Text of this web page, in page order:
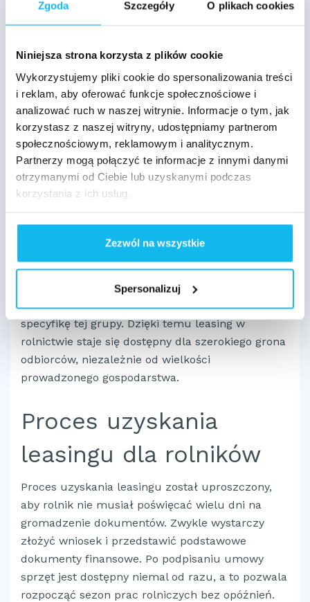
Zgoda Szczegóły O plikach cookies
Niniejsza strona korzysta z plików cookie
Wykorzystujemy pliki cookie do spersonalizowania treści
i reklam, aby oferować funkcje społecznościowe i
analizować ruch w naszej witrynie. Informacje o tym, jak
korzystasz z naszej witryny, udostępniamy partnerom
społecznościowym, reklamowym i analitycznym.
Partnerzy mogą połączyć te informacje z innymi danymi
otrzymanymi od Ciebie lub uzyskanymi podczas
korzystania z ich usług.
Zezwól na wszystkie
Spersonalizuj
możliwość skorzystania z leasingu osobom
dopiero rozpoczynającym działalność rolniczą.
Elastyczne warunki umowy pozwalają dopasować
rodzaj finansowania do charakteru pracy w
gospodarstwie rolnym oraz sezonowości
przychodów.
Takie rozwiązanie daje szansę na szybkie
unowocześnienie parku maszynowego czy
zobowiązaniami podatkowymi. Dla rolnika
ryczałtowego, który nie rozlicza podatku VAT w
pełnym zakresie, przygotowane są także
specjalne formy finansowania, które uwzględniają
specyfikę tej grupy. Dzięki temu leasing w
rolnictwie staje się dostępny dla szerokiego grona
odbiorców, niezależnie od wielkości
prowadzonego gospodarstwa.
Proces uzyskania
leasingu dla rolników
Proces uzyskania leasingu został uproszczony,
aby rolnik nie musiał poświęcać wielu dni na
gromadzenie dokumentów. Zwykle wystarczy
złożyć wniosek i przedstawić podstawowe
dokumenty finansowe. Po podpisaniu umowy
sprzęt jest dostępny niemal od razu, a to pozwala
rozpocząć sezon prac rolniczych bez opóźnień.